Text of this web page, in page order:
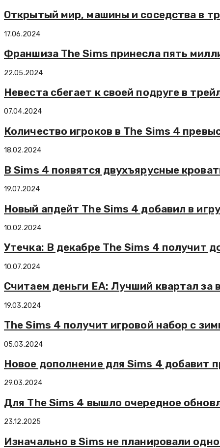
Открытый мир, машины и соседства в
17.06.2024
Франшиза The Sims принесла пять
22.05.2024
Невеста сбегает к своей подруге в
07.04.2024
Количество игроков в The Sims 4
18.02.2024
В Sims 4 появятся двухъярусные
19.07.2024
Новый апдейт The Sims 4 добавил в
10.02.2024
Утечка: В декабре The Sims 4 получит
10.07.2024
Считаем деньги EA: Лучший квартал
19.03.2024
The Sims 4 получит игровой набор с
05.03.2024
Новое дополнение для Sims 4 добавит
29.03.2024
Для The Sims 4 вышло очередное
23.12.2025
Изначально в Sims не планировали